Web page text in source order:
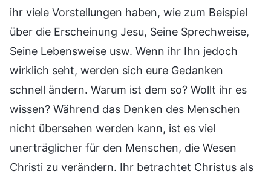
ihr viele Vorstellungen haben, wie zum Beispiel
über die Erscheinung Jesu, Seine Sprechweise,
Seine Lebensweise usw. Wenn ihr Ihn jedoch
wirklich seht, werden sich eure Gedanken
schnell ändern. Warum ist dem so? Wollt ihr es
wissen? Während das Denken des Menschen
nicht übersehen werden kann, ist es viel
unerträglicher für den Menschen, die Wesen
Christi zu verändern. Ihr betrachtet Christus als